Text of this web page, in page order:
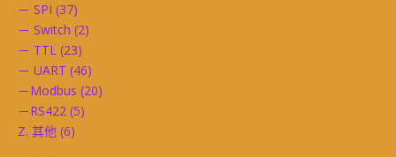
－ SPI (37)
－ Switch (2)
－ TTL (23)
－ UART (46)
－Modbus (20)
－RS422 (5)
Z. 其他 (6)